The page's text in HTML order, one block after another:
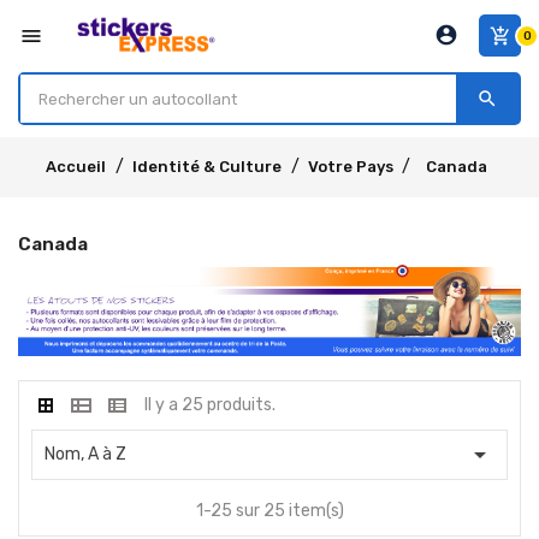
menu add_shopping_cart 0
account_circle
search
Accueil Identité & Culture Votre Pays Canada
Canada
Il y a 25 produits.
Nom, A à Z 
1-25 sur 25 item(s)